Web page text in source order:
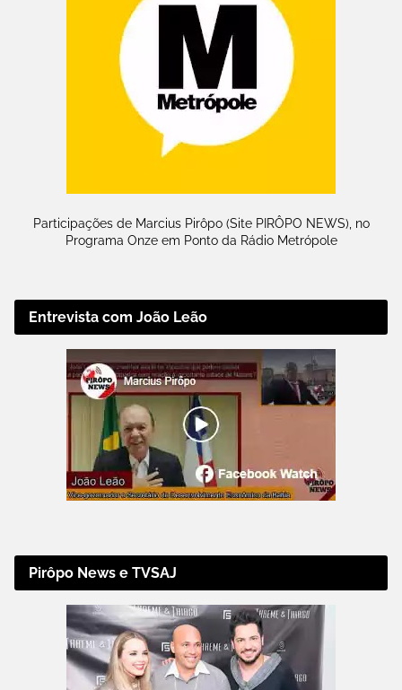
Participações de Marcius Pirôpo (Site PIRÔPO NEWS), no
Programa Onze em Ponto da Rádio Metrópole
Entrevista com João Leão
Pirôpo News e TVSAJ